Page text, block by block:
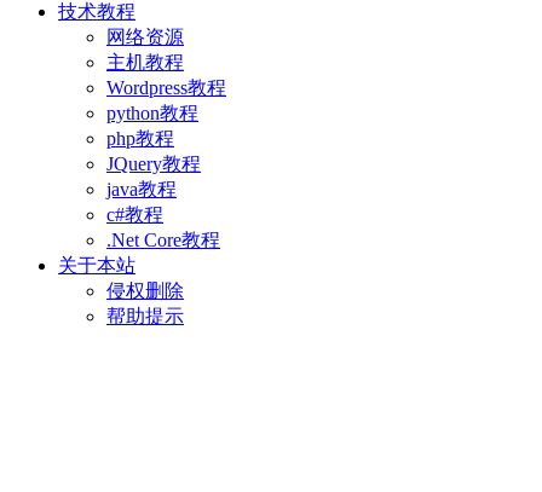
技术教程
网络资源
主机教程
Wordpress教程
python教程
php教程
JQuery教程
java教程
c#教程
.Net Core教程
关于本站
侵权删除
帮助提示